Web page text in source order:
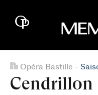
Opéra Bastille -
Cendrillon